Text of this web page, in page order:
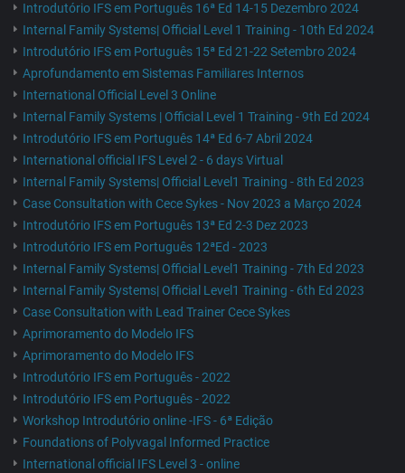
Introdutório IFS em Português 16ª Ed 14-15 Dezembro 2024
Internal Family Systems| Official Level 1 Training - 10th Ed 2024
Introdutório IFS em Português 15ª Ed 21-22 Setembro 2024
Aprofundamento em Sistemas Familiares Internos
International Official Level 3 Online
Internal Family Systems | Official Level 1 Training - 9th Ed 2024
Introdutório IFS em Português 14ª Ed 6-7 Abril 2024
International official IFS Level 2 - 6 days Virtual
Internal Family Systems| Official Level1 Training - 8th Ed 2023
Case Consultation with Cece Sykes - Nov 2023 a Março 2024
Introdutório IFS em Português 13ª Ed 2-3 Dez 2023
Introdutório IFS em Português 12ªEd - 2023
Internal Family Systems| Official Level1 Training - 7th Ed 2023
Internal Family Systems| Official Level1 Training - 6th Ed 2023
Case Consultation with Lead Trainer Cece Sykes
Aprimoramento do Modelo IFS
Aprimoramento do Modelo IFS
Introdutório IFS em Português - 2022
Introdutório IFS em Português - 2022
Workshop Introdutório online -IFS - 6ª Edição
Foundations of Polyvagal Informed Practice
International official IFS Level 3 - online